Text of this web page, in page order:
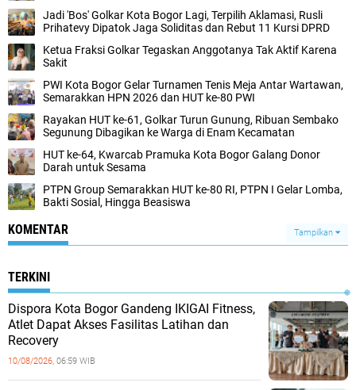
Jadi 'Bos' Golkar Kota Bogor Lagi, Terpilih Aklamasi, Rusli
Prihatevy Dipatok Jaga Soliditas dan Rebut 11 Kursi DPRD
Ketua Fraksi Golkar Tegaskan Anggotanya Tak Aktif Karena
Sakit
PWI Kota Bogor Gelar Turnamen Tenis Meja Antar Wartawan,
Semarakkan HPN 2026 dan HUT ke-80 PWI
Rayakan HUT ke-61, Golkar Turun Gunung, Ribuan Sembako
Segunung Dibagikan ke Warga di Enam Kecamatan
HUT ke-64, Kwarcab Pramuka Kota Bogor Galang Donor
Darah untuk Sesama
PTPN Group Semarakkan HUT ke-80 RI, PTPN I Gelar Lomba,
Bakti Sosial, Hingga Beasiswa
KOMENTAR Tampilkan
TERKINI
Dispora Kota Bogor Gandeng IKIGAI Fitness,
Atlet Dapat Akses Fasilitas Latihan dan
Recovery
10/08/2026, 06:59 WIB